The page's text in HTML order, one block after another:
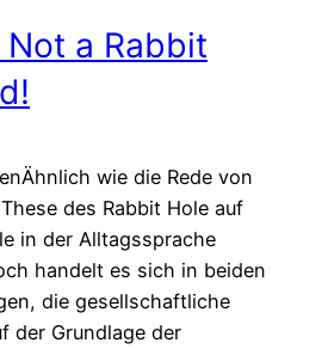
Not a Rabbit
wie die Rede von
des Rabbit Hole auf
in der Alltagssprache
handelt es sich in beiden
die gesellschaftliche
der Grundlage der